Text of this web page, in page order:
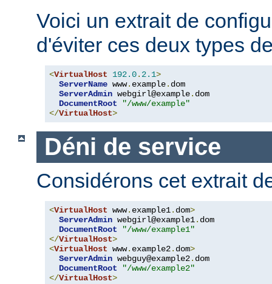
Voici un extrait de
d'éviter ces deux types
<VirtualHost 192.0. 2.1>
ServerName www. example. dom
ServerAdmin webgirl@example. dom
DocumentRoot
"/www/example"
</VirtualHost>
Déni de service
Considérons cet extrait
<VirtualHost www. example1. dom>
ServerAdmin webgirl@example1. dom
DocumentRoot
"/www/example1"
</VirtualHost>
<VirtualHost www. example2. dom>
ServerAdmin webguy@example2. dom
DocumentRoot
"/www/example2"
</VirtualHost>